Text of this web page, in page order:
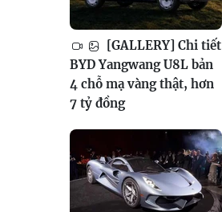
[GALLERY] Chi tiết
BYD Yangwang U8L bản
4 chỗ mạ vàng thật, hơn
7 tỷ đồng